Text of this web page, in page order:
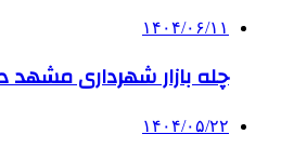
۱۴۰۴/۰۶/۱۱
چله بازار شهرداری مشهد در ۱۴۰۴ برگزار
۱۴۰۴/۰۵/۲۲